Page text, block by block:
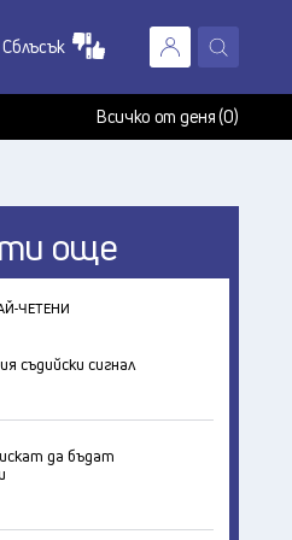
Сблъсък
Всичко от деня (0)
още
ЧЕТЕНИ
съдийски сигнал
да бъдат